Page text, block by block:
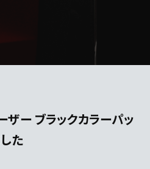
ザー ブラックカラーパッ
た